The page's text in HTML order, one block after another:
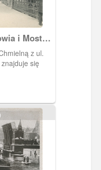
i Most
und
z ul.
się